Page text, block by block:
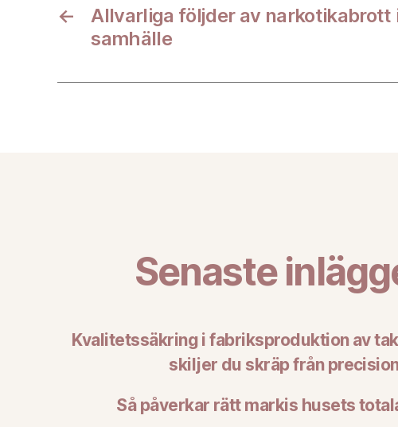
←
Allvarliga följder av narkotikabrott
samhälle
Senaste
Kvalitetssäkring i fabriksproduktion av
skiljer du skräp från
Så påverkar rätt markis husets